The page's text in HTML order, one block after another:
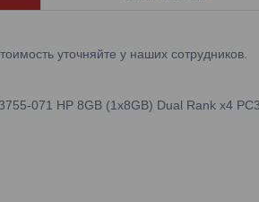
уточняйте у наших сотрудников.
071 HP 8GB (1x8GB) Dual Rank x4